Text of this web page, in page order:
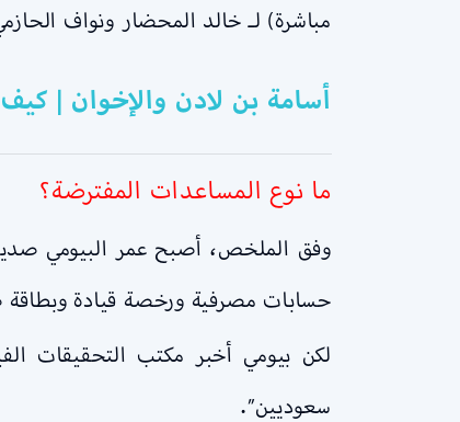
مباشرة) لـ خالد المحضار ونواف الحازمي
أسامة بن لادن والإخوان |
ما نوع المساعدات المفترضة؟
حسابات مصرفية ورخصة قيادة
لكن بيومي أخبر مكتب التحقيقات
سعوديين”.